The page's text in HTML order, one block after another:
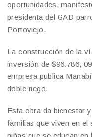
oportunidades,
presidenta del GAD
Portoviejo.
La construcción de la
inversión de $96.786,
empresa publica
doble riego.
Esta obra da bienestar
familias que viven en el
niñas que se educan